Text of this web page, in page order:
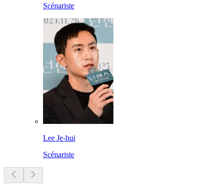
Scénariste
Lee Je-hui
Scénariste